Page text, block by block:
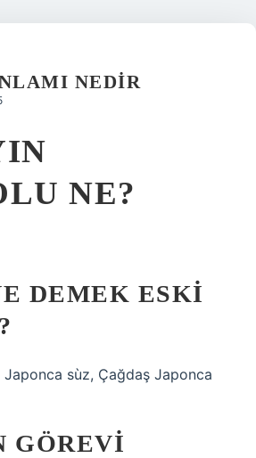
NEDIR
NE?
DEMEK ESKI
Japonca sùz, Çağdaş Japonca
GÖREVI